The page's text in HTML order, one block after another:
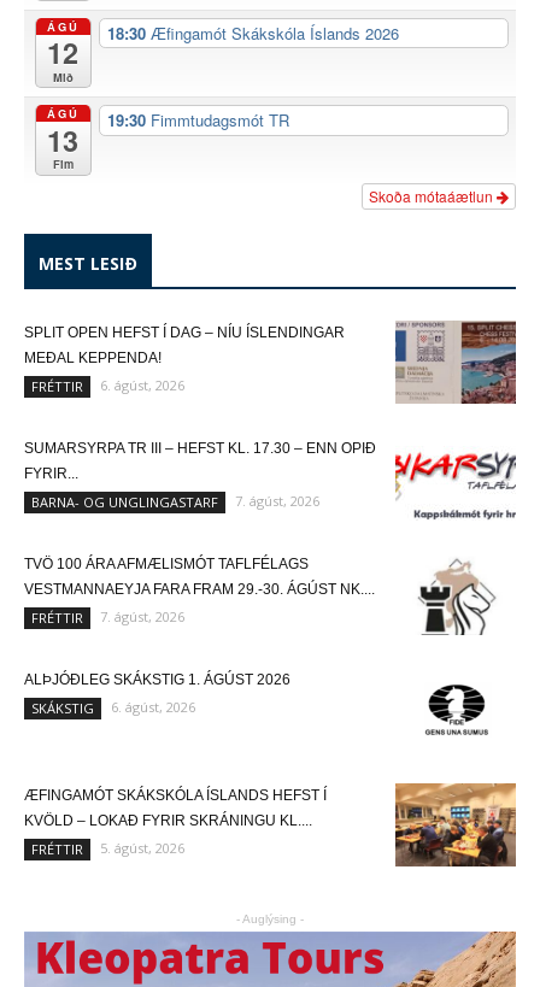
ÁGÚ
12
Mið
18:30 Æfingamót Skákskóla Íslands 2026
ÁGÚ
13
Fim
19:30 Fimmtudagsmót TR
Skoða mótaáætlun
MEST LESIÐ
SPLIT OPEN HEFST Í DAG – NÍU ÍSLENDINGAR
MEÐAL KEPPENDA!
FRÉTTIR 6. ágúst, 2026
SUMARSYRPA TR III – HEFST KL. 17.30 – ENN OPIÐ
FYRIR...
BARNA- OG UNGLINGASTARF 7. ágúst, 2026
TVÖ 100 ÁRA AFMÆLISMÓT TAFLFÉLAGS
VESTMANNAEYJA FARA FRAM 29.-30. ÁGÚST NK....
FRÉTTIR 7. ágúst, 2026
ALÞJÓÐLEG SKÁKSTIG 1. ÁGÚST 2026
SKÁKSTIG 6. ágúst, 2026
ÆFINGAMÓT SKÁKSKÓLA ÍSLANDS HEFST Í
KVÖLD – LOKAÐ FYRIR SKRÁNINGU KL....
FRÉTTIR 5. ágúst, 2026
- Auglýsing -